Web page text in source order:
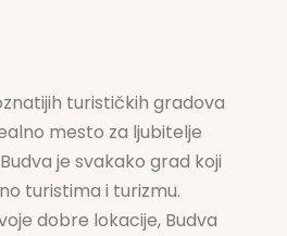
turističkih gradova
mesto za ljubitelje
je svakako grad koji
turistima i turizmu.
dobre lokacije, Budva